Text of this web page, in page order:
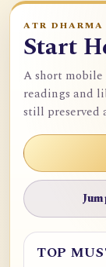
ATR DHARMA
Start
A short
readings and
still preserved
TOP